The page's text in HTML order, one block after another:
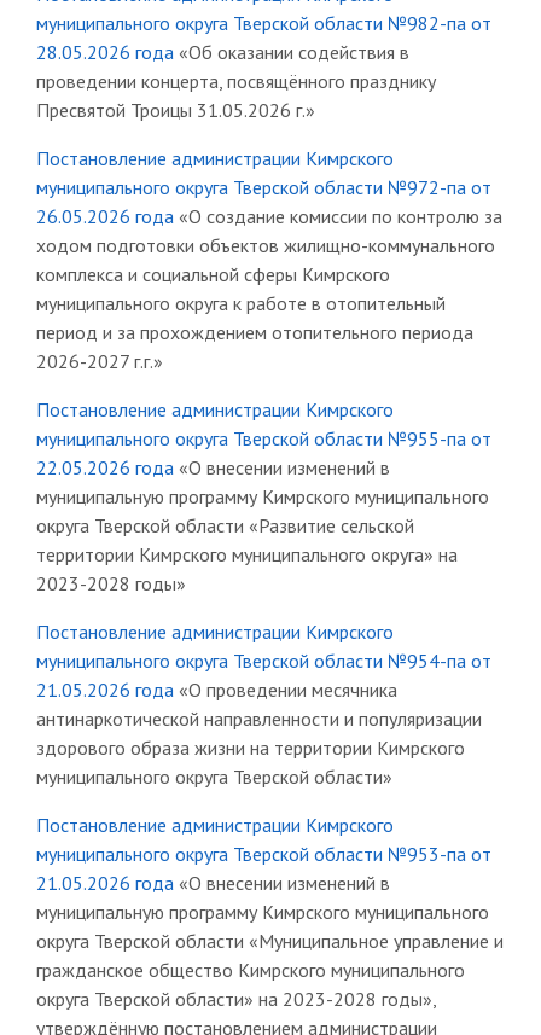
муниципального округа Тверской области №982-па от
28.05.2026 года «Об оказании содействия в
проведении концерта, посвящённого празднику
Пресвятой Троицы 31.05.2026 г.»
Постановление администрации Кимрского
муниципального округа Тверской области №972-па от
26.05.2026 года «О создание комиссии по контролю за
ходом подготовки объектов жилищно-коммунального
комплекса и социальной сферы Кимрского
муниципального округа к работе в отопительный
период и за прохождением отопительного периода
2026-2027 г.г.»
Постановление администрации Кимрского
муниципального округа Тверской области №955-па от
22.05.2026 года «О внесении изменений в
муниципальную программу Кимрского муниципального
округа Тверской области «Развитие сельской
территории Кимрского муниципального округа» на
2023-2028 годы»
Постановление администрации Кимрского
муниципального округа Тверской области №954-па от
21.05.2026 года «О проведении месячника
антинаркотической направленности и популяризации
здорового образа жизни на территории Кимрского
муниципального округа Тверской области»
Постановление администрации Кимрского
муниципального округа Тверской области №953-па от
21.05.2026 года «О внесении изменений в
муниципальную программу Кимрского муниципального
округа Тверской области «Муниципальное управление и
гражданское общество Кимрского муниципального
округа Тверской области» на 2023-2028 годы»,
утверждённую постановлением администрации